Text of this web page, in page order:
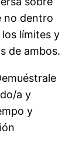
no dentro
límites y
de ambos.
a y
y